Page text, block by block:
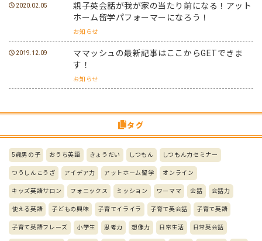
2020.02.05
親子英会話が我が家の当たり前になる！アット
ホーム留学パフォーマーになろう！
お知らせ
2019.12.09
ママッシュの最新記事はここからGETできま
す！
お知らせ
タグ
5歳男の子 おうち英語 きょうだい しつもん しつもん力セミナー
つうしんこうざ アイデア力 アットホーム留学 オンライン
キッズ英語サロン フォニックス ミッション ワーママ 会話 会話力
使える英語 子どもの興味 子育てイライラ 子育て英会話 子育て英語
子育て英語フレーズ 小学生 思考力 想像力 日常生活 日常英会話